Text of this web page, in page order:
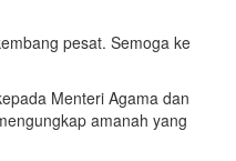
pesat. Semoga ke
Menteri Agama dan
amanah yang